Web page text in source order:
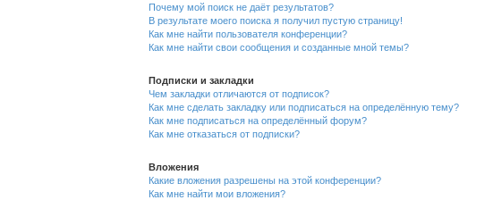
Почему мой поиск не даёт результатов?
В результате моего поиска я получил пустую страницу!
Как мне найти пользователя конференции?
Как мне найти свои сообщения и созданные мной темы?
Подписки и закладки
Чем закладки отличаются от подписок?
Как мне сделать закладку или подписаться на определённую тему?
Как мне подписаться на определённый форум?
Как мне отказаться от подписки?
Вложения
Какие вложения разрешены на этой конференции?
Как мне найти мои вложения?